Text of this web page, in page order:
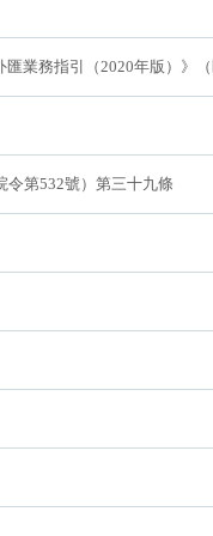
業務指引（2020年版）》
令第532號）第三十九條